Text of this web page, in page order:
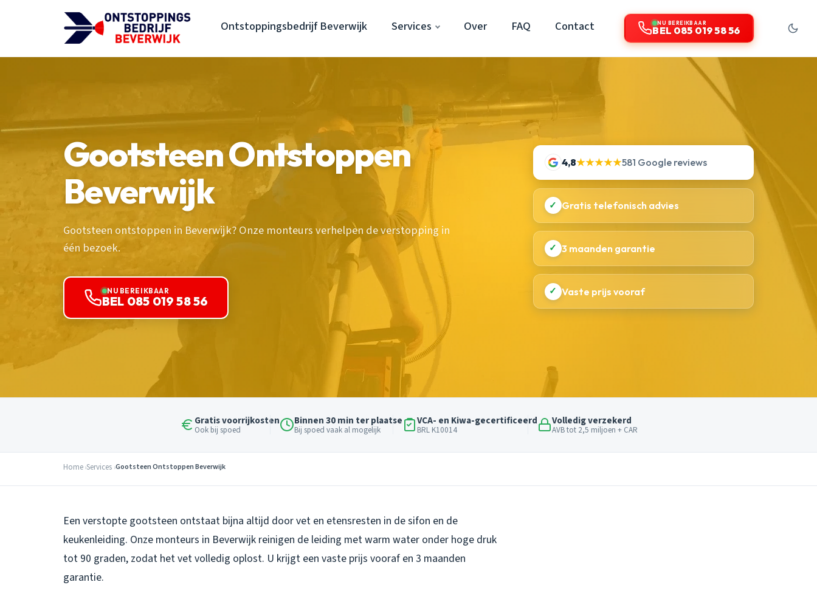
Ontstoppingsbedrijf Beverwijk Services Over FAQ Contact NU BEREIKBAAR
BEL 085 019 58 56
Gootsteen Ontstoppen
Beverwijk
Gootsteen ontstoppen in Beverwijk? Onze monteurs verhelpen de verstopping in
één bezoek.
NU BEREIKBAAR
BEL 085 019 58 56
4,8★★★★★581 Google reviews
✓ Gratis telefonisch advies
✓ 3 maanden garantie
✓ Vaste prijs vooraf
Gratis voorrijkosten
Ook bij spoed
Binnen 30 min ter plaatse
Bij spoed vaak al mogelijk
VCA- en Kiwa-gecertificeerd
BRL K10014
Volledig verzekerd
AVB tot 2,5 miljoen + CAR
Home Services Gootsteen Ontstoppen Beverwijk
Een verstopte gootsteen ontstaat bijna altijd door vet en etensresten in de sifon en de
keukenleiding. Onze monteurs in Beverwijk reinigen de leiding met warm water onder hoge druk
tot 90 graden, zodat het vet volledig oplost. U krijgt een vaste prijs vooraf en 3 maanden
garantie.